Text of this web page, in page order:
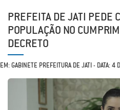
PREFEITA DE JATI PEDE
POPULAÇÃO NO
DECRETO
EM: GABINETE PREFEITURA DE JATI - DATA: